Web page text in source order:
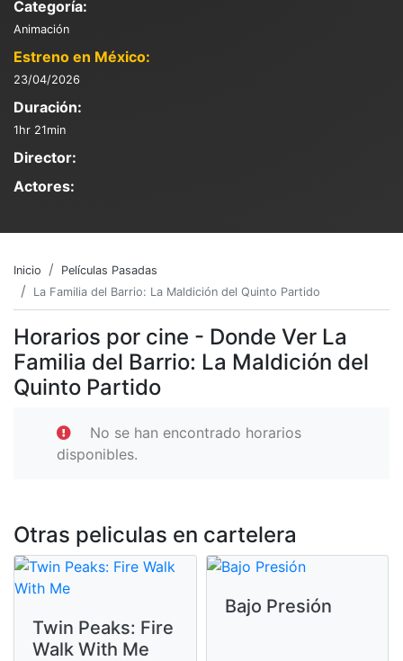
Categoría:
Animación
Estreno en México:
23/04/2026
Duración:
1hr 21min
Director:
Actores:
Inicio
Películas Pasadas
La Familia del Barrio: La Maldición del Quinto Partido
Horarios por cine - Donde Ver La
Familia del Barrio: La Maldición del
Quinto Partido
No se han encontrado horarios
disponibles.
Otras peliculas en cartelera
Twin Peaks: Fire
Walk With Me
Bajo Presión